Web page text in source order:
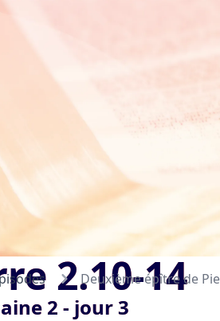
2.10-14
2 - jour 3
Deuxième épître de